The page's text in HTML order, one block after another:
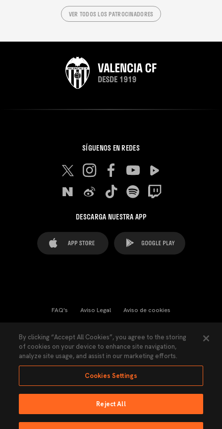
VER TODOS LOS PATROCINADORES
SÍGUENOS EN REDES
DESCARGA NUESTRA APP
FAQ's Aviso Legal Aviso de cookies
Ley Transparencia Política de Privacidad
Accesibilidad
Ninguna parte de esta página puede ser reproducida sin el permiso del Valencia
By clicking “Accept All Cookies”, you agree to the storing
of cookies on your device to enhance site navigation,
analyze site usage, and assist in our marketing efforts.
Cookies Settings
Reject All